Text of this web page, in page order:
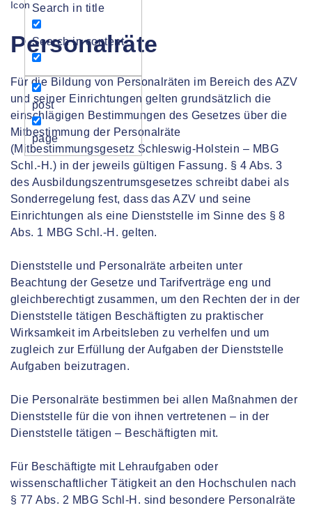
Search in title
Search in content
post
page
Personalräte
Für die Bildung von Personalräten im Bereich des AZV
und seiner Einrichtungen gelten grundsätzlich die
einschlägigen Bestimmungen des Gesetzes über die
Mitbestimmung der Personalräte
(Mitbestimmungsgesetz Schleswig-Holstein – MBG
Schl.-H.) in der jeweils gültigen Fassung. § 4 Abs. 3
des Ausbildungszentrumsgesetzes schreibt dabei als
Sonderregelung fest, dass das AZV und seine
Einrichtungen als eine Dienststelle im Sinne des § 8
Abs. 1 MBG Schl.-H. gelten.
Dienststelle und Personalräte arbeiten unter
Beachtung der Gesetze und Tarifverträge eng und
gleichberechtigt zusammen, um den Rechten der in der
Dienststelle tätigen Beschäftigten zu praktischer
Wirksamkeit im Arbeitsleben zu verhelfen und um
zugleich zur Erfüllung der Aufgaben der Dienststelle
Aufgaben beizutragen.
Die Personalräte bestimmen bei allen Maßnahmen der
Dienststelle für die von ihnen vertretenen – in der
Dienststelle tätigen – Beschäftigten mit.
Für Beschäftigte mit Lehraufgaben oder
wissenschaftlicher Tätigkeit an den Hochschulen nach
§ 77 Abs. 2 MBG Schl-H. sind besondere Personalräte